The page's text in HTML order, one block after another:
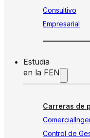
Consultivo
Empresarial
Estudia
en la FEN
Carreras de
Comercial
Control de